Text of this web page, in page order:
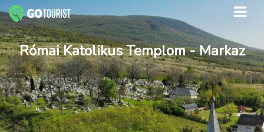
Római Katolikus Templom - Markaz